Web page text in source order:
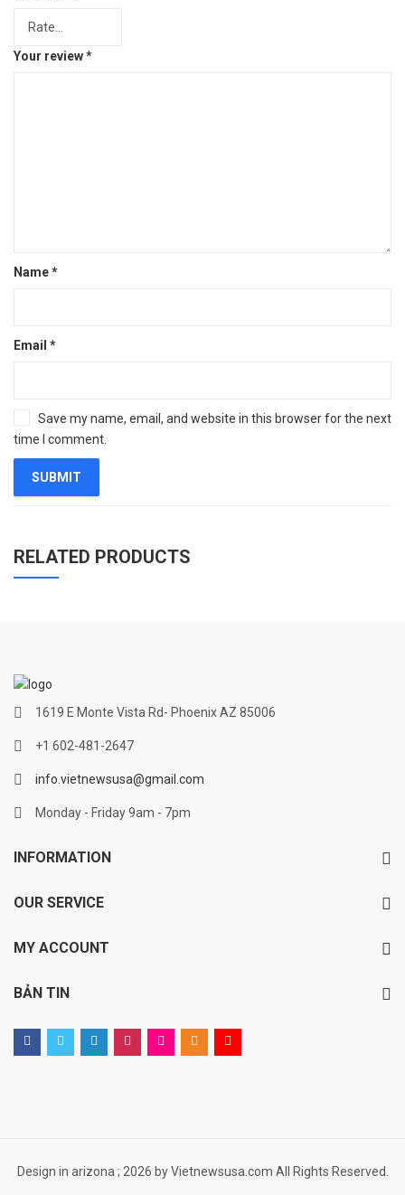
Your review*
Name*
Email *
Save my name, email, and website in this browser for the next
time I comment.
RELATED PRODUCTS
1619 E Monte Vista Rd- Phoenix AZ 85006
+1 602-481-2647
info.vietnewsusa@gmail.com
Monday - Friday 9am - 7pm
INFORMATION
OUR SERVICE
MY ACCOUNT
BẢN TIN
Design in arizona ; 2026 by Vietnewsusa.com All Rights Reserved.